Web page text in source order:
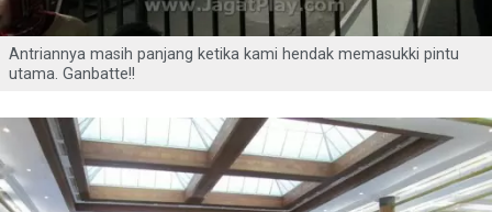
Antriannya masih panjang ketika kami hendak memasukki pintu
utama. Ganbatte!!